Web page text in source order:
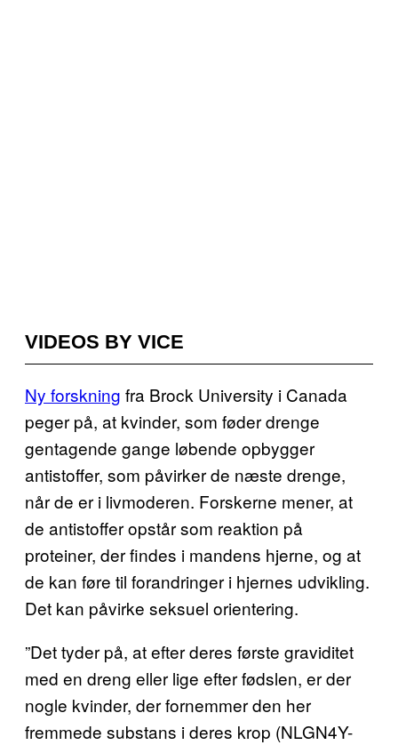
VIDEOS BY VICE
Ny forskning fra Brock University i Canada
peger på, at kvinder, som føder drenge
gentagende gange løbende opbygger
antistoffer, som påvirker de næste drenge,
når de er i livmoderen. Forskerne mener, at
de antistoffer opstår som reaktion på
proteiner, der findes i mandens hjerne, og at
de kan føre til forandringer i hjernes udvikling.
Det kan påvirke seksuel orientering.
”Det tyder på, at efter deres første graviditet
med en dreng eller lige efter fødslen, er der
nogle kvinder, der fornemmer den her
fremmede substans i deres krop (NLGN4Y-